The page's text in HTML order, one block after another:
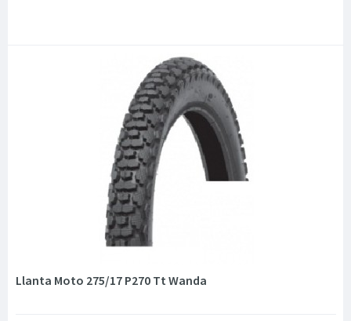
Llanta Moto 275/17 P270 Tt Wanda